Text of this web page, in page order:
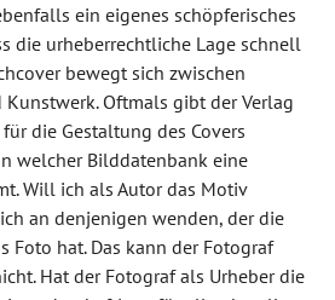
ein eigenes schöpferisches
die urheberrechtliche Lage schnell
bewegt sich zwischen
Oftmals gibt der Verlag
die Gestaltung des Covers
welcher Bilddatenbank eine
Will ich als Autor das Motiv
an denjenigen wenden, der die
Foto hat. Das kann der Fotograf
Hat der Fotograf als Urheber die